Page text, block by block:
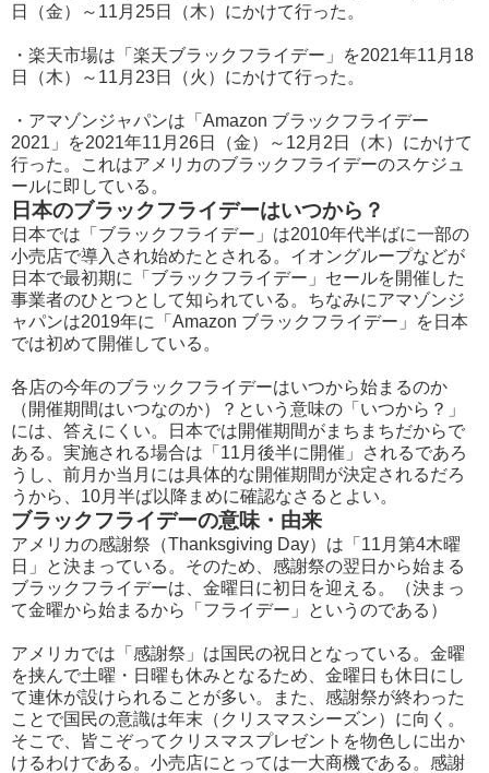
日（金）～11月25日（木）にかけて行った。
・楽天市場は「楽天ブラックフライデー」を2021年11月18
日（木）～11月23日（火）にかけて行った。
・アマゾンジャパンは「Amazon ブラックフライデー
2021」を2021年11月26日（金）～12月2日（木）にかけて
行った。これはアメリカのブラックフライデーのスケジュ
ールに即している。
日本のブラックフライデーはいつから？
日本では「ブラックフライデー」は2010年代半ばに一部の
小売店で導入され始めたとされる。イオングループなどが
日本で最初期に「ブラックフライデー」セールを開催した
事業者のひとつとして知られている。ちなみにアマゾンジ
ャパンは2019年に「Amazon ブラックフライデー」を日本
では初めて開催している。
各店の今年のブラックフライデーはいつから始まるのか
（開催期間はいつなのか）？という意味の「いつから？」
には、答えにくい。日本では開催期間がまちまちだからで
ある。実施される場合は「11月後半に開催」されるであろ
うし、前月か当月には具体的な開催期間が決定されるだろ
うから、10月半ば以降まめに確認なさるとよい。
ブラックフライデーの意味・由来
アメリカの感謝祭（Thanksgiving Day）は「11月第4木曜
日」と決まっている。そのため、感謝祭の翌日から始まる
ブラックフライデーは、金曜日に初日を迎える。（決まっ
て金曜から始まるから「フライデー」というのである）
アメリカでは「感謝祭」は国民の祝日となっている。金曜
を挟んで土曜・日曜も休みとなるため、金曜日も休日にし
て連休が設けられることが多い。また、感謝祭が終わった
ことで国民の意識は年末（クリスマスシーズン）に向く。
そこで、皆こぞってクリスマスプレゼントを物色しに出か
けるわけである。小売店にとっては一大商機である。感謝